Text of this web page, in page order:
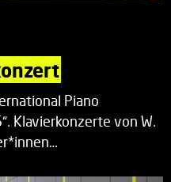
Piano
Klavierkonzerte von W.